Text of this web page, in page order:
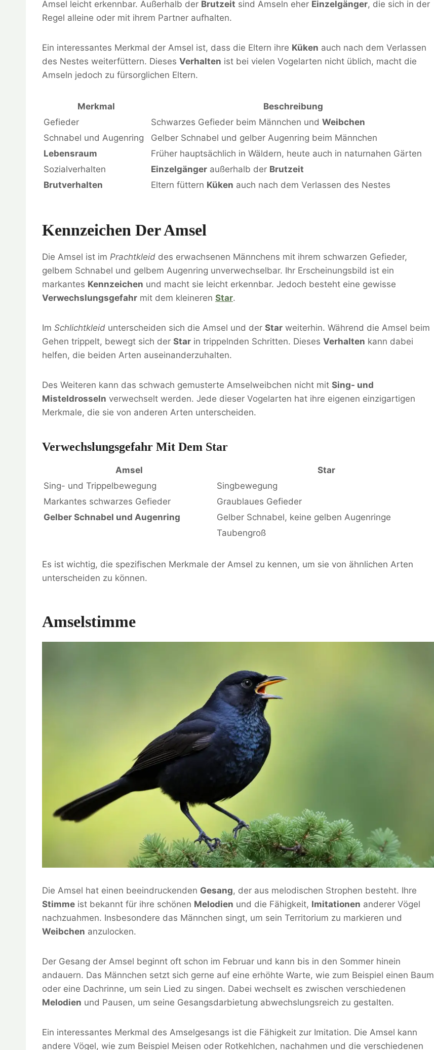
Amsel leicht erkennbar. Außerhalb der Brutzeit sind Amseln eher Einzelgänger, die sich in der
Regel alleine oder mit ihrem Partner aufhalten.
Ein interessantes Merkmal der Amsel ist, dass die Eltern ihre Küken auch nach dem Verlassen
des Nestes weiterfüttern. Dieses Verhalten ist bei vielen Vogelarten nicht üblich, macht die
Amseln jedoch zu fürsorglichen Eltern.
Merkmal
Beschreibung
Gefieder
Schwarzes Gefieder beim Männchen und Weibchen
Schnabel und Augenring
Gelber Schnabel und gelber Augenring beim Männchen
Lebensraum
Früher hauptsächlich in Wäldern, heute auch in naturnahen Gärten
Sozialverhalten
Einzelgänger außerhalb der Brutzeit
Brutverhalten
Eltern füttern Küken auch nach dem Verlassen des Nestes
Kennzeichen Der Amsel
Die Amsel ist im Prachtkleid des erwachsenen Männchens mit ihrem schwarzen Gefieder,
gelbem Schnabel und gelbem Augenring unverwechselbar. Ihr Erscheinungsbild ist ein
markantes Kennzeichen und macht sie leicht erkennbar. Jedoch besteht eine gewisse
Verwechslungsgefahr mit dem kleineren Star.
Im Schlichtkleid unterscheiden sich die Amsel und der Star weiterhin. Während die Amsel beim
Gehen trippelt, bewegt sich der Star in trippelnden Schritten. Dieses Verhalten kann dabei
helfen, die beiden Arten auseinanderzuhalten.
Des Weiteren kann das schwach gemusterte Amselweibchen nicht mit Sing- und
Misteldrosseln verwechselt werden. Jede dieser Vogelarten hat ihre eigenen einzigartigen
Merkmale, die sie von anderen Arten unterscheiden.
Verwechslungsgefahr Mit Dem Star
Amsel
Star
Sing- und Trippelbewegung
Singbewegung
Markantes schwarzes Gefieder
Graublaues Gefieder
Gelber Schnabel und Augenring
Gelber Schnabel, keine gelben Augenringe
Taubengroß
Es ist wichtig, die spezifischen Merkmale der Amsel zu kennen, um sie von ähnlichen Arten
unterscheiden zu können.
Amselstimme
Die Amsel hat einen beeindruckenden Gesang, der aus melodischen Strophen besteht. Ihre
Stimme ist bekannt für ihre schönen Melodien und die Fähigkeit, Imitationen anderer Vögel
nachzuahmen. Insbesondere das Männchen singt, um sein Territorium zu markieren und
Weibchen anzulocken.
Der Gesang der Amsel beginnt oft schon im Februar und kann bis in den Sommer hinein
andauern. Das Männchen setzt sich gerne auf eine erhöhte Warte, wie zum Beispiel einen Baum
oder eine Dachrinne, um sein Lied zu singen. Dabei wechselt es zwischen verschiedenen
Melodien und Pausen, um seine Gesangsdarbietung abwechslungsreich zu gestalten.
Ein interessantes Merkmal des Amselgesangs ist die Fähigkeit zur Imitation. Die Amsel kann
andere Vögel, wie zum Beispiel Meisen oder Rotkehlchen, nachahmen und die verschiedenen